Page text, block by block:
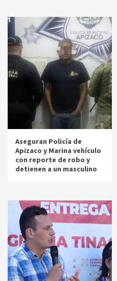
Aseguran Policía de
Apizaco y Marina vehículo
con reporte de robo y
detienen a un masculino